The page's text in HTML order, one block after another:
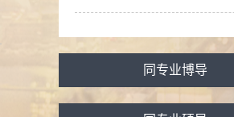
同专业博导